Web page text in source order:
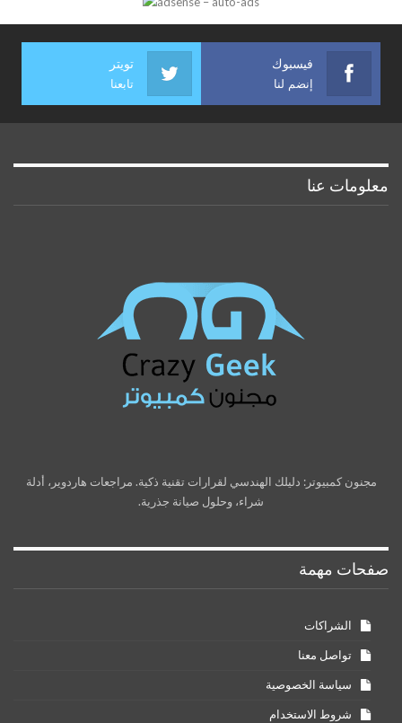
فيسبوك
إنضم لنا
تويتر
تابعنا
معلومات عنا
مجنون كمبيوتر: دليلك الهندسي لقرارات تقنية ذكية. مراجعات هاردوير، أدلة
شراء، وحلول صيانة جذرية.
صفحات مهمة
الشراكات
تواصل معنا
سياسة الخصوصية
شروط الاستخدام